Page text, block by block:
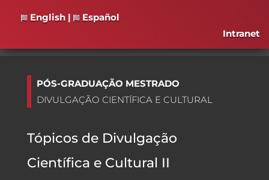
English |
Español
Intranet
PÓS-GRADUAÇÃO MESTRADO
DIVULGAÇÃO CIENTÍFICA E CULTURAL
Tópicos de Divulgação
Científica e Cultural II